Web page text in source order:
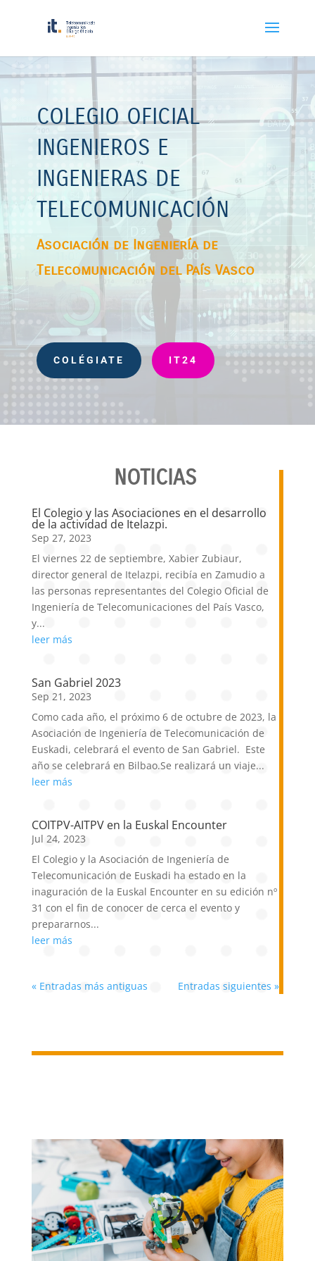
Reproductor
de
COLEGIO OFICIAL
INGENIEROS E
INGENIERAS DE
TELECOMUNICACIÓN
Asociación de Ingeniería de
Telecomunicación del País Vasco
COLÉGIATE IT24
NOTICIAS
El Colegio y las Asociaciones en el desarrollo
de la actividad de Itelazpi.
Sep 27, 2023
El viernes 22 de septiembre, Xabier Zubiaur,
director general de Itelazpi, recibía en Zamudio a
las personas representantes del Colegio Oficial de
Ingeniería de Telecomunicaciones del País Vasco,
y...
leer más
San Gabriel 2023
Sep 21, 2023
Como cada año, el próximo 6 de octubre de 2023, la
Asociación de Ingeniería de Telecomunicación de
Euskadi, celebrará el evento de San Gabriel. Este
año se celebrará en Bilbao.Se realizará un viaje...
leer más
COITPV-AITPV en la Euskal Encounter
Jul 24, 2023
El Colegio y la Asociación de Ingeniería de
Telecomunicación de Euskadi ha estado en la
inaguración de la Euskal Encounter en su edición nº
31 con el fin de conocer de cerca el evento y
prepararnos...
leer más
« Entradas más antiguas Entradas siguientes »